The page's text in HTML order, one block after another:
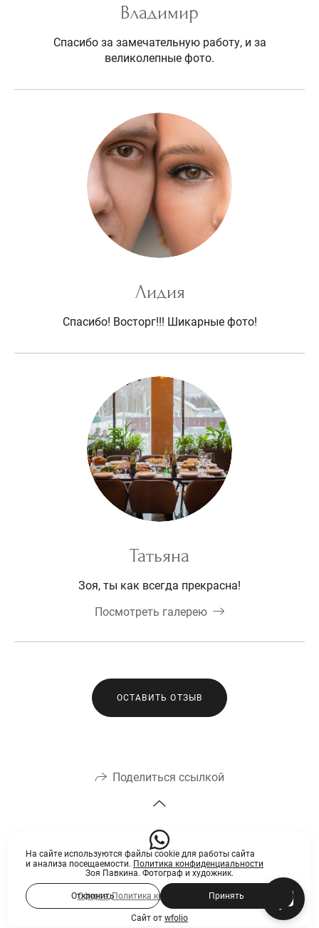
Владимир
Спасибо за замечательную работу, и за
великолепные фото.
Лидия
Спасибо! Восторг!!! Шикарные фото!
Татьяна
Зоя, ты как всегда прекрасна!
Посмотреть галерею
ОСТАВИТЬ ОТЗЫВ
Поделиться ссылкой
Зоя Павкина. Фотограф и художник.
Оферта,Политика конфиденциальности
Сайт от wfolio
На сайте используются файлы cookie для работы сайта
и анализа посещаемости. Политика конфиденциальности
Отклонить Принять